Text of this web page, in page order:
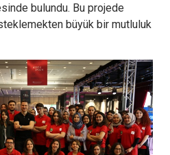
bulundu. Bu projede
büyük bir mutluluk